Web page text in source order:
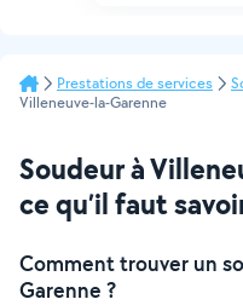
Prestations de services
Villeneuve-la-Garenne
Soudeur à
ce qu’il faut
Comment trouver un
Garenne ?